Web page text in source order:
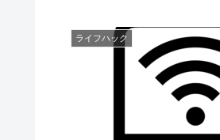
ライフハック